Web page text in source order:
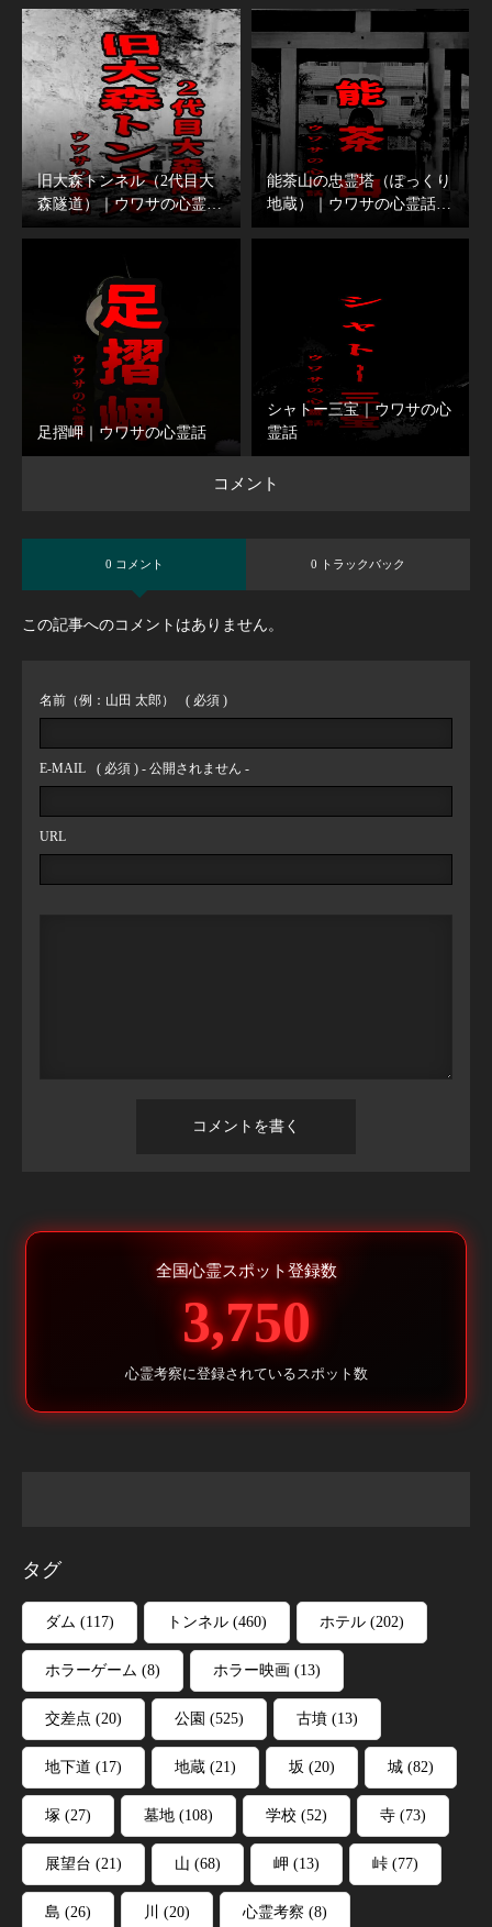
旧大森トンネル（2代目大
森隧道）｜ウワサの心霊…
能茶山の忠霊塔（ぽっくり
地蔵）｜ウワサの心霊話…
足摺岬｜ウワサの心霊話
シャトー三宝｜ウワサの心
霊話
コメント
0 コメント 0 トラックバック
この記事へのコメントはありません。
名前（例：山田 太郎） ( 必須 )
E-MAIL ( 必須 ) - 公開されません -
URL
全国心霊スポット登録数
3,750
心霊考察に登録されているスポット数
タグ
ダム (117) トンネル (460) ホテル (202)
ホラーゲーム (8) ホラー映画 (13)
交差点 (20) 公園 (525) 古墳 (13)
地下道 (17) 地蔵 (21) 坂 (20) 城 (82)
塚 (27) 墓地 (108) 学校 (52) 寺 (73)
展望台 (21) 山 (68) 岬 (13) 峠 (77)
島 (26) 川 (20) 心霊考察 (8)